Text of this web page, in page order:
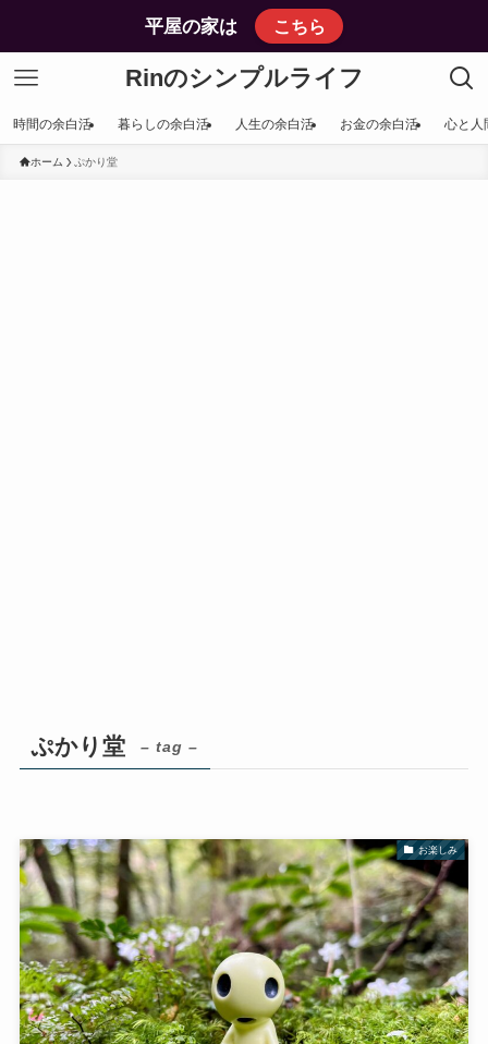
平屋の家は こちら
Rinのシンプルライフ
時間の余白活 暮らしの余白活 人生の余白活 お金の余白活 心と人
ホーム ぷかり堂
ぷかり堂 – tag –
お楽しみ